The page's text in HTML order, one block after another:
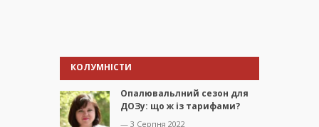
КОЛУМНІСТИ
Опалювальлний сезон для
ДОЗу: що ж із тарифами?
— 3 Серпня 2022